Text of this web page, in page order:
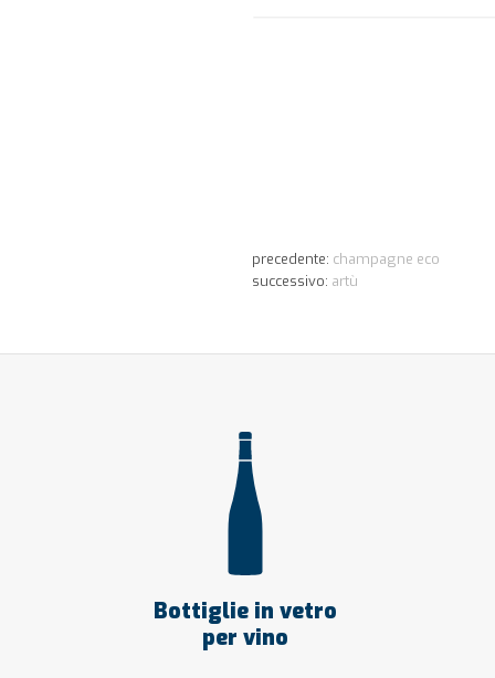
precedente: champagne eco
successivo: artù
Bottiglie in vetro
per vino